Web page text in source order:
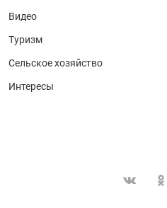
Видео
Туризм
Сельское хозяйство
Интересы